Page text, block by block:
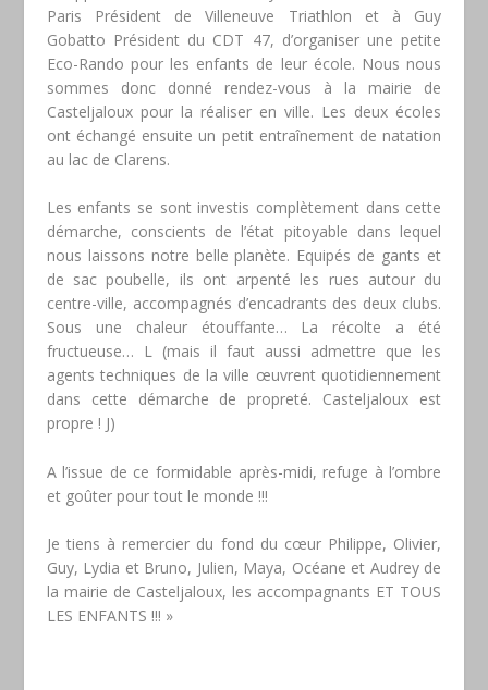
Paris Président de Villeneuve Triathlon et à Guy
Gobatto Président du CDT 47, d’organiser une petite
Eco-Rando pour les enfants de leur école. Nous nous
sommes donc donné rendez-vous à la mairie de
Casteljaloux pour la réaliser en ville. Les deux écoles
ont échangé ensuite un petit entraînement de natation
au lac de Clarens.
Les enfants se sont investis complètement dans cette
démarche, conscients de l’état pitoyable dans lequel
nous laissons notre belle planète. Equipés de gants et
de sac poubelle, ils ont arpenté les rues autour du
centre-ville, accompagnés d’encadrants des deux clubs.
Sous une chaleur étouffante… La récolte a été
fructueuse… L (mais il faut aussi admettre que les
agents techniques de la ville œuvrent quotidiennement
dans cette démarche de propreté. Casteljaloux est
propre ! J)
A l’issue de ce formidable après-midi, refuge à l’ombre
et goûter pour tout le monde !!!
Je tiens à remercier du fond du cœur Philippe, Olivier,
Guy, Lydia et Bruno, Julien, Maya, Océane et Audrey de
la mairie de Casteljaloux, les accompagnants ET TOUS
LES ENFANTS !!! »